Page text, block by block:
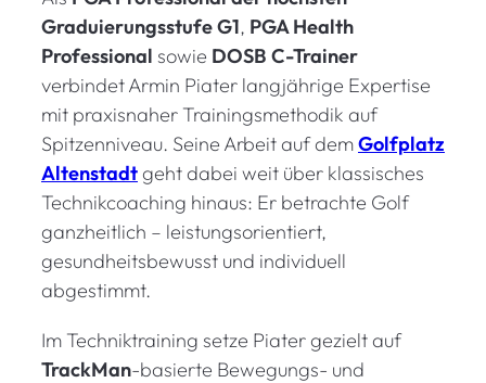
GraduierungsstufeG1, PGA Health
Professional sowie DOSB C-Trainer
verbindet Armin Piater langjährige Expertise
mit praxisnaher Trainingsmethodik auf
Spitzenniveau. Seine Arbeit auf demGolfplatz
Altenstadtgeht dabei weit über klassisches
Technikcoaching hinaus: Er betrachte Golf
ganzheitlich – leistungsorientiert,
gesundheitsbewusst und individuell
abgestimmt.
Im Techniktraining setze Piater gezielt auf
TrackMan-basierte Bewegungs- und